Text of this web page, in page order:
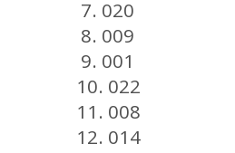
7. 020
8. 009
9. 001
10. 022
11. 008
12. 014